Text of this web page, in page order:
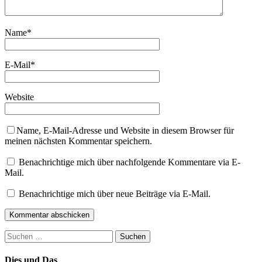
Name*
E-Mail*
Website
Name, E-Mail-Adresse und Website in diesem Browser für
meinen nächsten Kommentar speichern.
Benachrichtige mich über nachfolgende Kommentare via E-
Mail.
Benachrichtige mich über neue Beiträge via E-Mail.
Suchen
nach: